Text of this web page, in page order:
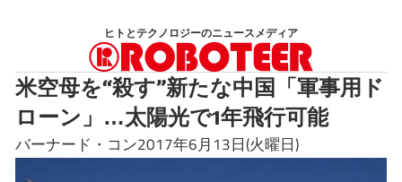
ン
ツ
へ
ヒトとテクノロジーのニュースメディア
米空母を“殺す”新たな中国「軍事用ド
ローン」…太陽光で1年飛行可能
バーナード・コン2017年6月13日(火曜日)